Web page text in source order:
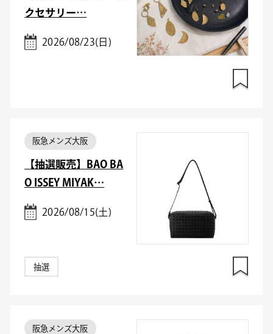
クセサリー…
2026/08/23(日)
阪急メンズ大阪
【抽選販売】BAO BA
O ISSEY MIYAK…
2026/08/15(土)
抽選
阪急メンズ大阪